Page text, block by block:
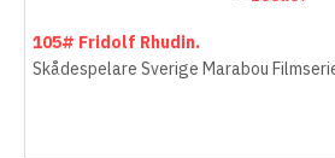
105# Fridolf Rhudin.
Skådespelare Sverige Marabou